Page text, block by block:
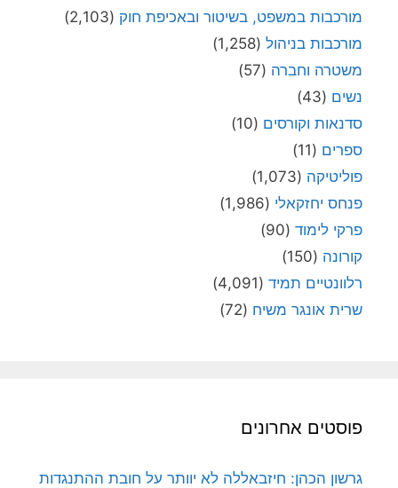
מורכבות במשפט, בשיטור ובאכיפת חוק (2,103)
מורכבות בניהול (1,258)
משטרה וחברה (57)
נשים (43)
סדנאות וקורסים (10)
ספרים (11)
פוליטיקה (1,073)
פנחס יחזקאלי (1,986)
פרקי לימוד (90)
קורונה (150)
רלוונטיים תמיד (4,091)
שרית אונגר משיח (72)
פוסטים אחרונים
גרשון הכהן: חיזבאללה לא יוותר על חובת ההתנגדות